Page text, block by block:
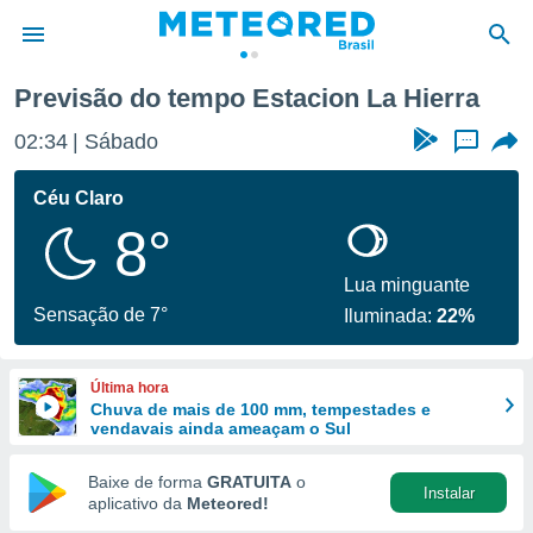
da
fornecidas
a este
das
e
forma
digital
Previsão do tempo Estacion La Hierra
02:34 Sábado ...
Céu Claro
8°
Sensação de 7°
Lua minguante
Iluminada:22%
Última hora
Chuva de mais de 100 mm, tempestades e
vendavais ainda ameaçam o Sul
Baixe de forma GRATUITA o
aplicativo da Meteored!
Instalar